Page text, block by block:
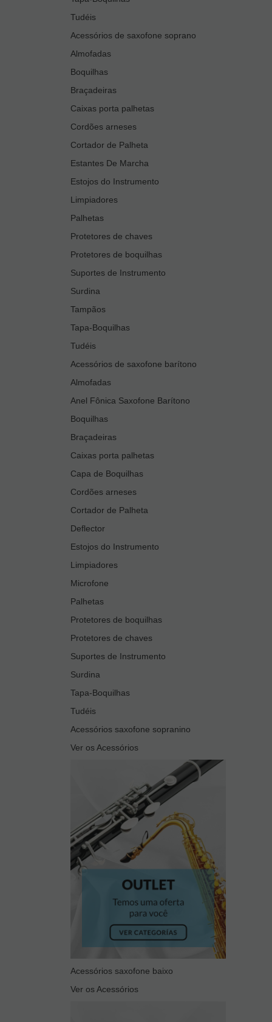
Tudéis
Acessórios de saxofone soprano
Almofadas
Boquilhas
Braçadeiras
Caixas porta palhetas
Cordões arneses
Cortador de Palheta
Estantes De Marcha
Estojos do Instrumento
Limpiadores
Palhetas
Protetores de chaves
Protetores de boquilhas
Suportes de Instrumento
Surdina
Tampãos
Tapa-Boquilhas
Tudéis
Acessórios de saxofone barítono
Almofadas
Anel Fônica Saxofone Barítono
Boquilhas
Braçadeiras
Caixas porta palhetas
Capa de Boquilhas
Cordões arneses
Cortador de Palheta
Deflector
Estojos do Instrumento
Limpiadores
Microfone
Palhetas
Protetores de boquilhas
Protetores de chaves
Suportes de Instrumento
Surdina
Tapa-Boquilhas
Tudéis
Acessórios saxofone sopranino
Ver os Acessórios
Acessórios saxofone baixo
Ver os Acessórios